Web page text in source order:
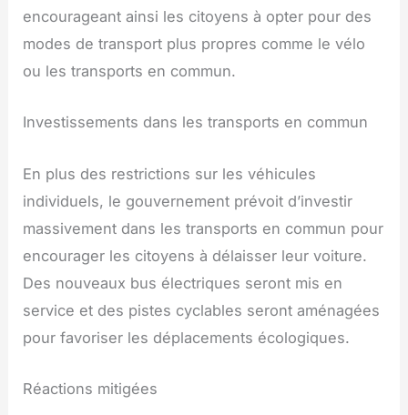
encourageant ainsi les citoyens à opter pour des
modes de transport plus propres comme le vélo
ou les transports en commun.
Investissements dans les transports en commun
En plus des restrictions sur les véhicules
individuels, le gouvernement prévoit d’investir
massivement dans les transports en commun pour
encourager les citoyens à délaisser leur voiture.
Des nouveaux bus électriques seront mis en
service et des pistes cyclables seront aménagées
pour favoriser les déplacements écologiques.
Réactions mitigées